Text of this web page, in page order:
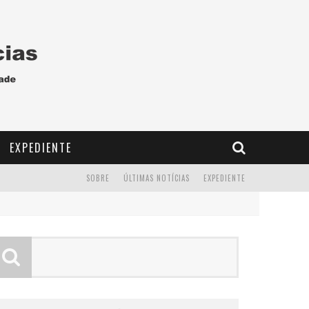
EXPEDIENTE
EXPEDIENTE
ÚLTIMAS NOTÍCIAS
SOBRE